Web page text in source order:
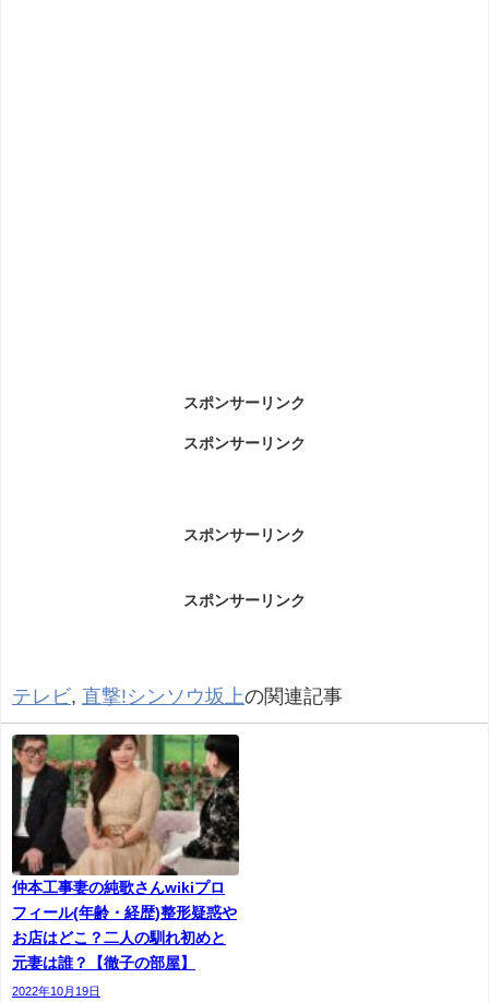
スポンサーリンク
スポンサーリンク
スポンサーリンク
スポンサーリンク
テレビ, 直撃!シンソウ坂上の関連記事
仲本工事妻の純歌さんwikiプロ
フィール(年齢・経歴)整形疑惑や
お店はどこ？二人の馴れ初めと
元妻は誰？【徹子の部屋】
2022年10月19日